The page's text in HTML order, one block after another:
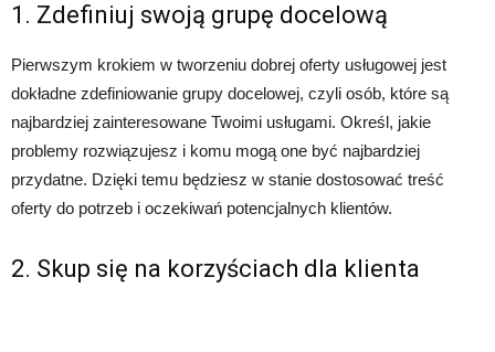
1. Zdefiniuj swoją grupę docelową
Pierwszym krokiem w tworzeniu dobrej oferty usługowej jest
dokładne zdefiniowanie grupy docelowej, czyli osób, które są
najbardziej zainteresowane Twoimi usługami. Określ, jakie
problemy rozwiązujesz i komu mogą one być najbardziej
przydatne. Dzięki temu będziesz w stanie dostosować treść
oferty do potrzeb i oczekiwań potencjalnych klientów.
2. Skup się na korzyściach dla klienta